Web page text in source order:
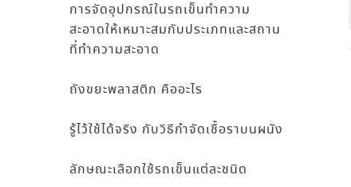
การจัดอุปกรณ์ในรถเข็นทำความ
สะอาดให้เหมาะสมกับประเภทและสถาน
ที่ทำความสะอาด
ถังขยะพลาสติก คืออะไร
รู้ไว้ใช้ได้จริง กับวิธีกำจัดเชื้อราบนผนัง
ลักษณะเลือกใช้รถเข็นแต่ละชนิด